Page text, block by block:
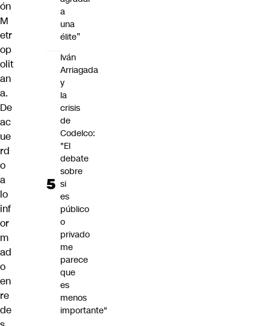
ón
M
etr
op
olit
an
a.
De
ac
ue
rd
o
a
lo
inf
or
m
ad
o
en
re
de
a
una
élite”
Iván
Arriagada
y
la
crisis
de
Codelco:
"El
debate
sobre
si
es
público
o
privado
me
parece
que
es
menos
importante"